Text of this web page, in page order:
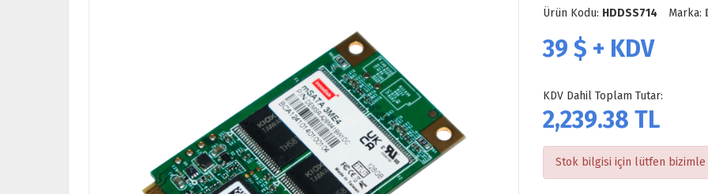
Ürün Kodu: HDDSS714 Marka:
39 $ + KDV
KDV Dahil Toplam Tutar:
2,239.38 TL
Stok bilgisi için lütfen bizimle